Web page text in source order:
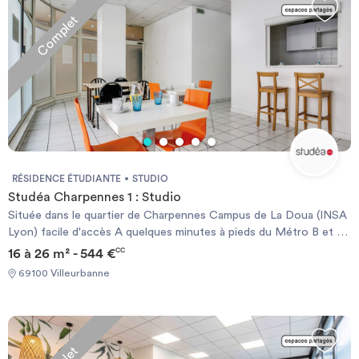
Complet
RÉSIDENCE ÉTUDIANTE STUDIO
Studéa Charpennes 1 : Studio
Située dans le quartier de Charpennes Campus de La Doua (INSA
Lyon) facile d'accès A quelques minutes à pieds du Métro B et du
Tram T1 Environnement calme Commerces de proximité, bars et
restaurants à proximité LES + STUDÉA* : SÉRÉNITÉ : Résidence
sécurisée (vidéosurveillance, accès sécurisé...) Présence d'un
les soirs, week-ends et jours fériés Accès offert à une application
de révisions scolaires premium** Consultations gratuites en visio
avec des psychologues (septembre à juin) Application sport &
16 à 26 m² - 544 €CC
69100 Villeurbanne